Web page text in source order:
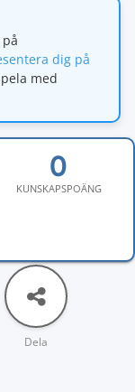
dig på
med
KUNSKAPSPOÄNG
Dela